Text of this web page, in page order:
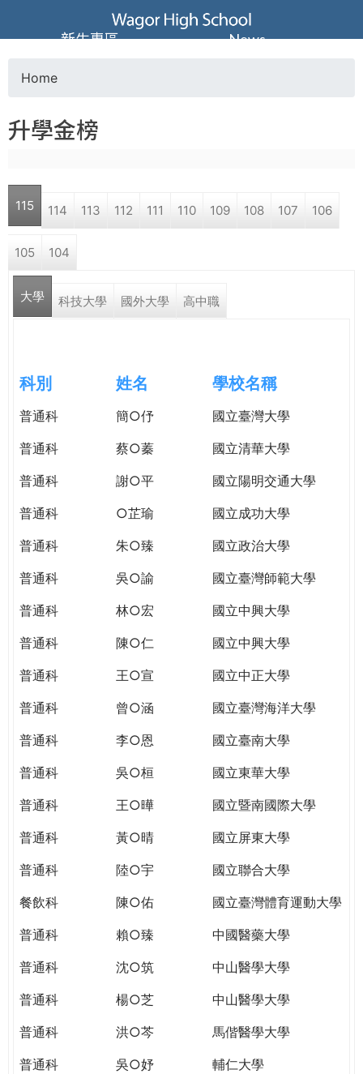
Jump to navigation
葳
格
高
中
學
格。
民。
TODAY
WORLD
TOMORROW
YOU
THE
PATH
GLOBAL
o
u
a
r
e
e
r
e
Home
升學金榜
115 114 113 112 111 110 109 108 107 106
105 104
大學 科技大學 國外大學 高中職
科別 姓名 學校名稱
普通科 簡○伃
國立臺灣大學
普通科
蔡○蓁
國立清華大學
普通科
謝○平
國立陽明交通大學
普通科
○芷瑜
國立成功大學
普通科
朱○臻
國立政治大學
普通科
吳○諭
國立臺灣師範大學
普通科
林○宏
國立中興大學
普通科
陳○仁
國立中興大學
普通科
王○宣
國立中正大學
普通科
曾○涵
國立臺灣海洋大學
普通科
李○恩
國立臺南大學
普通科
吳○桓
國立東華大學
普通科
王○曄
國立暨南國際大學
普通科
黃○晴
國立屏東大學
普通科
陸○宇
國立聯合大學
餐飲科
陳○佑
國立臺灣體育運動大學
普通科
賴○臻
中國醫藥大學
普通科
沈○筑
中山醫學大學
普通科
楊○芝
中山醫學大學
普通科
洪○芩
馬偕醫學大學
普通科
吳○妤
輔仁大學
新生專區 News